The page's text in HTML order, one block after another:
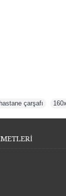
çarşafı